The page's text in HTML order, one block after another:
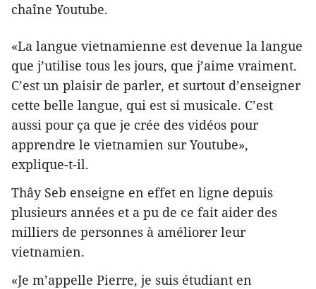
chaîne Youtube.
«La langue vietnamienne est devenue la langue
que j’utilise tous les jours, que j’aime vraiment.
C’est un plaisir de parler, et surtout d’enseigner
cette belle langue, qui est si musicale. C’est
aussi pour ça que je crée des vidéos pour
apprendre le vietnamien sur Youtube»,
explique-t-il.
Thây Seb enseigne en effet en ligne depuis
plusieurs années et a pu de ce fait aider des
milliers de personnes à améliorer leur
vietnamien.
«Je m’appelle Pierre, je suis étudiant en